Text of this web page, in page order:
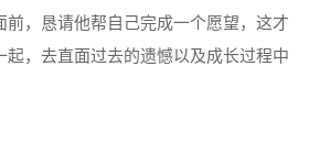
前，恳请他帮自己完成一个愿望，这才
起，去直面过去的遗憾以及成长过程中